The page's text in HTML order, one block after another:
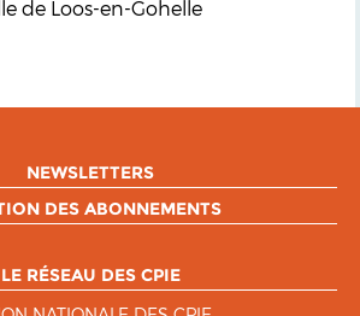
de Loos-en-Gohelle
NEWSLETTERS
DES ABONNEMENTS
LE RÉSEAU DES CPIE